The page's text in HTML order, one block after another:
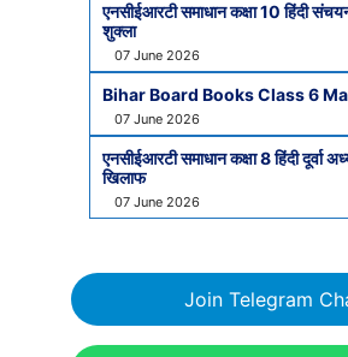
एनसीईआरटी समाधान कक्षा 10 हिंदी
शुक्ला
07 June 2026
Bihar Board Books Class 6
07 June 2026
एनसीईआरटी समाधान कक्षा 8 हिंदी दूर्वा
खिलाफ
07 June 2026
Join Telegram